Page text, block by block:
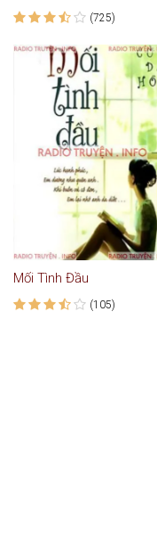
(725)
Mối Tình Đầu
(105)